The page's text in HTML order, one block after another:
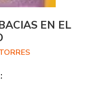
EN EL